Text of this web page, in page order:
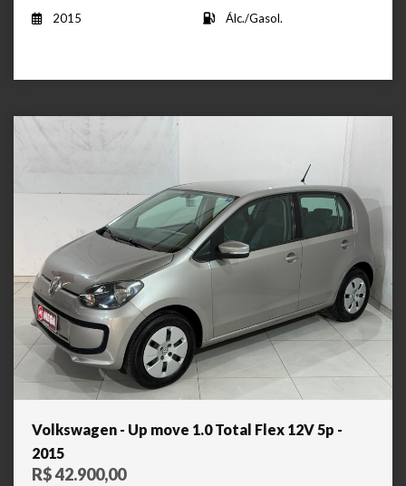
2015
Álc./Gasol.
Volkswagen - Up move 1.0 Total Flex 12V 5p -
2015
R$ 42.900,00